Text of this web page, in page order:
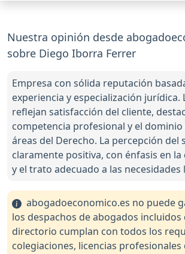
Nuestra opinión desde
sobre Diego Iborra Ferrer
Empresa con sólida reputación
experiencia y especialización jurídica.
reflejan satisfacción del cliente,
competencia profesional y el
áreas del Derecho. La percepción del
claramente positiva, con énfasis en la
y el trato adecuado a las necesidades
abogadoeconomico.es no puede
los despachos de abogados incluidos
directorio cumplan con todos los
colegiaciones, licencias profesionales